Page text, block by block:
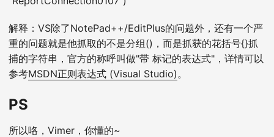
解释：VS除了NotePad++/EditPlus的问题外，还有一个严
重的问题就是他抓取的不是分组()，而是抓获的花括号{}抓
捕的字符串，官方的称呼叫做"带 标记的表达式"，详情可以
参考MSDN正则表达式 (Visual Studio) 。
PS
所以咯，Vimer，你懂的~